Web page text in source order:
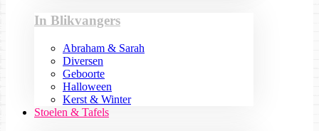
In Blikvangers
Abraham & Sarah
Diversen
Geboorte
Halloween
Kerst & Winter
Stoelen & Tafels